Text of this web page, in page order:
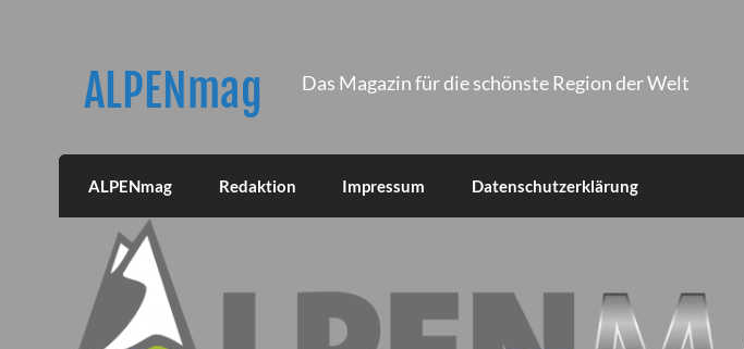
ALPENmag Das Magazin für die schönste Region der Welt
ALPENmag Redaktion Impressum Datenschutzerklärung